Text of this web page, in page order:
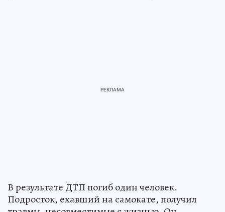
В результате ДТП погиб один человек.
Подросток, ехавший на самокате, получил